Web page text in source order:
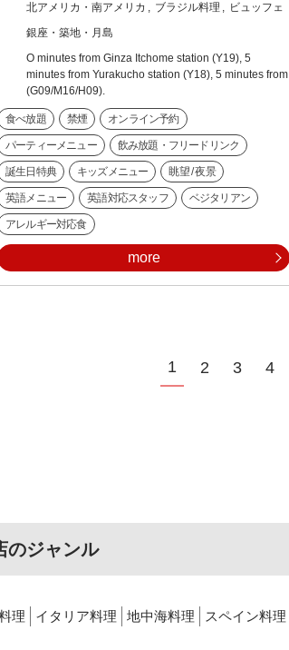
北アメリカ・南アメリカ
ブラジル料理
ビュッフェ
銀座・築地・月島
O minutes from Ginza Itchome station (Y19), 5
minutes from Yurakucho station (Y18), 5 minutes from
(G09/M16/H09).
食べ放題 禁煙 オンライン予約
パーティーメニュー 飲み放題・フリードリンク
誕生日特典 キッズメニュー 眺望 / 夜景
英語メニュー 英語対応スタッフ ベジタリアン
アレルギー対応食
more
1 2 3 4
のジャンル
理 イタリア料理 地中海料理 スペイン料理